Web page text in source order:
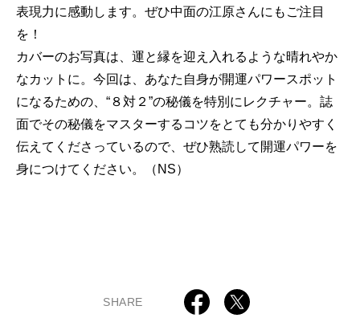
表現力に感動します。ぜひ中面の江原さんにもご注目
を！
カバーのお写真は、運と縁を迎え入れるような晴れやか
なカットに。今回は、あなた自身が開運パワースポット
になるための、“８対２”の秘儀を特別にレクチャー。誌
面でその秘儀をマスターするコツをとても分かりやすく
伝えてくださっているので、ぜひ熟読して開運パワーを
身につけてください。（NS）
SHARE